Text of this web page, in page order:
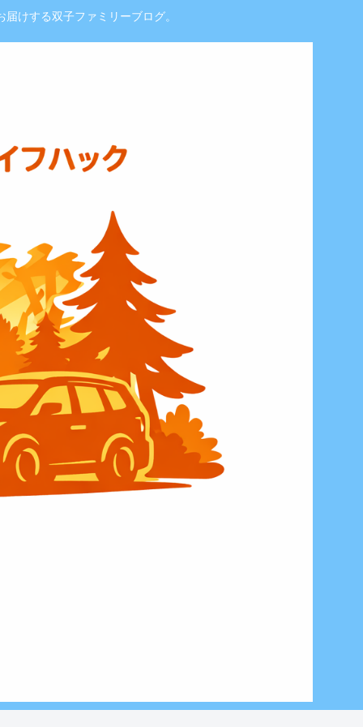
けする双子ファミリーブログ。